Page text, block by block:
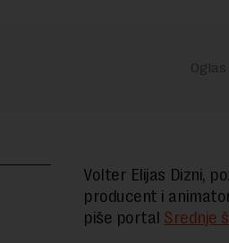
Volter Elijas Dizni,
producent i
piše portal Srednje